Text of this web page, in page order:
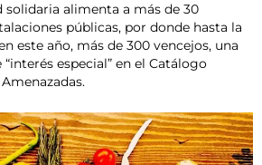
alimenta a más de 30
públicas, por donde hasta la
este año, más de 300 vencejos, una
especial” en el Catálogo